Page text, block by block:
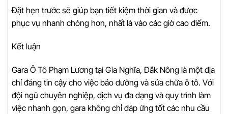
Đặt hẹn trước sẽ giúp bạn tiết kiệm thời gian và được
phục vụ nhanh chóng hơn, nhất là vào các giờ cao điểm.
Kết luận
Gara Ô Tô Phạm Lương tại Gia Nghĩa, Đắk Nông là một địa
chỉ đáng tin cậy cho việc bảo dưỡng và sửa chữa ô tô. Với
đội ngũ chuyên nghiệp, dịch vụ đa dạng và quy trình làm
việc nhanh gọn, gara không chỉ đáp ứng tốt các nhu cầu